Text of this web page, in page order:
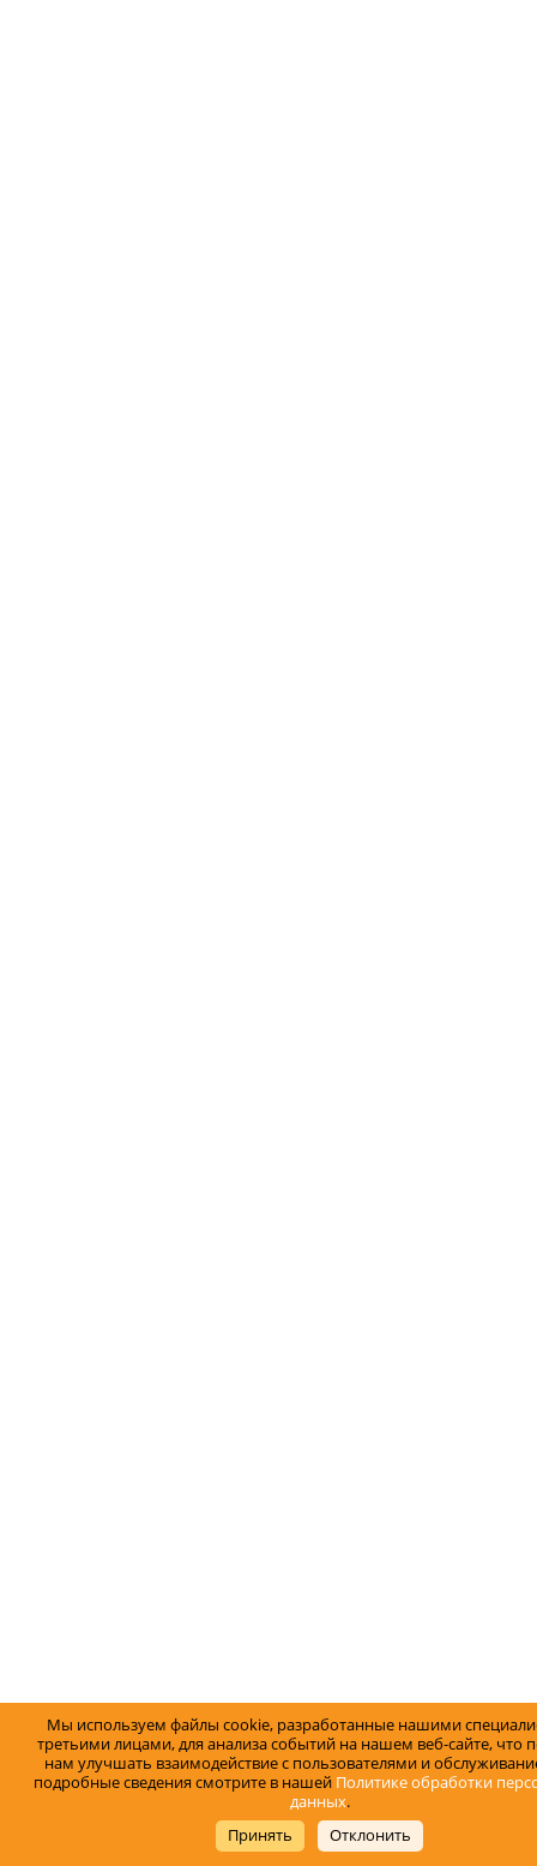
Мы используем файлы cookie, разработанные нашими
третьими лицами, для анализа событий на нашем веб-сайте, что
нам улучшать взаимодействие с пользователями и
подробные сведения смотрите в нашей Политике обработки
данных.
Принять
Отклонить